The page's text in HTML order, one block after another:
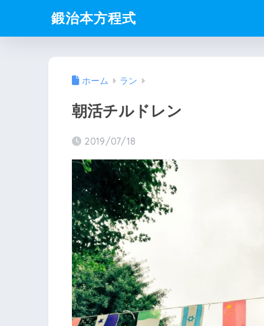
鍛治本方程式
ホーム ラン
朝活チルドレン
2019/07/18